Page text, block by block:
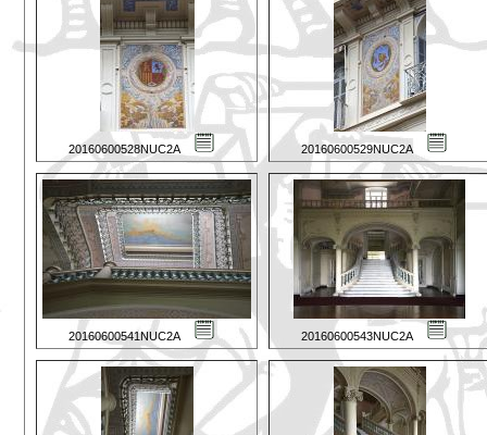
20160600528NUC2A 20160600529NUC2A
20160600541NUC2A 20160600543NUC2A